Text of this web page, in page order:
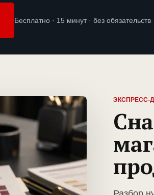
Бесплатно · 15 минут · без обязательств
ЭКСПРЕСС-